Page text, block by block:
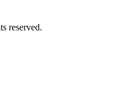
reserved.